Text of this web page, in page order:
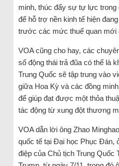
minh, thúc đẩy sự tự lực trong
để hỗ trợ nền kinh tế hiện
trước các mức thuế quan mới
VOA cũng cho hay, các
số động thái trả đũa có thể là
Trung Quốc sẽ tập trung vào
giữa Hoa Kỳ và các đồng
để giúp đạt được một thỏa
tác động từ xung đột thương
VOA dẫn lời ông Zhao
quốc tế tại Đại học Phục Đán,
điệp của Chủ tịch Trung Quốc